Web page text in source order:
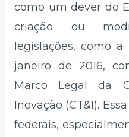
como um dever do
criação ou
legislações, como a
janeiro de 2016,
Marco Legal da
Inovação (CT&I).
federais,